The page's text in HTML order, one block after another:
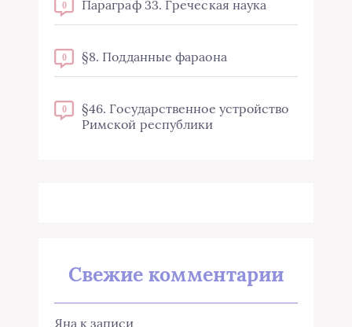
0 Параграф 33. Греческая наука
0 §8. Подданные фараона
0
§46. Государственное устройство
Римской республики
Свежие комментарии
Яна к записи